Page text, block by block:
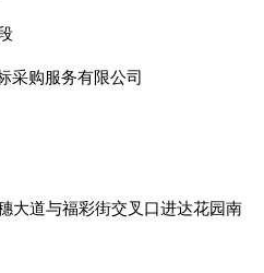
采购服务有限公司
大道与福彩街交叉口进达花园南